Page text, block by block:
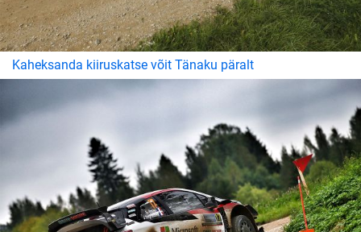
Kaheksanda kiiruskatse võit Tänaku päralt